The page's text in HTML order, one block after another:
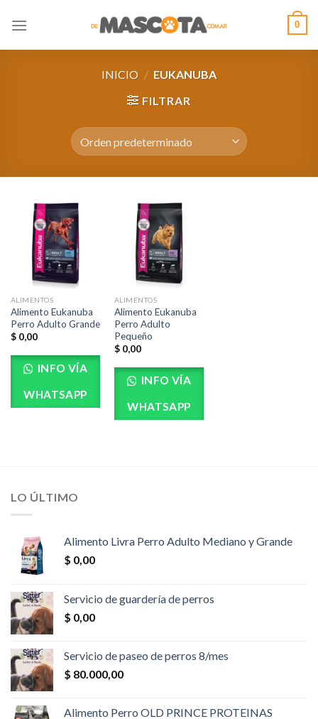
0
INICIO / EUKANUBA
FILTRAR
ALIMENTOS
Alimento Eukanuba
Perro Adulto Grande
$0,00
INFO VÍA
WHATSAPP
ALIMENTOS
Alimento Eukanuba
Perro Adulto
Pequeño
$0,00
INFO VÍA
WHATSAPP
LO ÚLTIMO
Alimento Livra Perro Adulto Mediano y Grande
$ 0,00
Servicio de guardería de perros
$ 0,00
Servicio de paseo de perros 8/mes
$ 80.000,00
Alimento Perro OLD PRINCE PROTEINAS